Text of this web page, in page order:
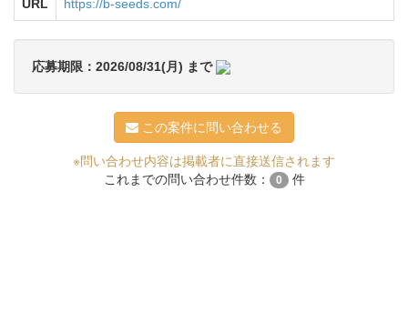
URL https://b-seeds.com/
応募期限：2026/08/31(月) まで
この案件に問い合わせる
※問い合わせ内容は掲載者に直接送信されます
これまでの問い合わせ件数：
0 件